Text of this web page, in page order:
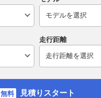
走行距離
見積りスタート